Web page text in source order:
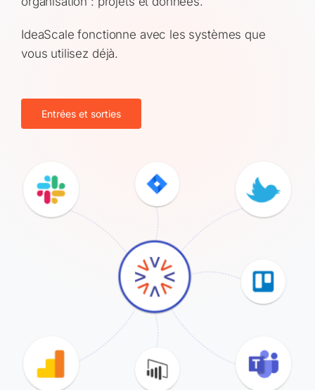
IdeaScale fonctionne avec les systèmes que
vous utilisez déjà.
Entrées et sorties